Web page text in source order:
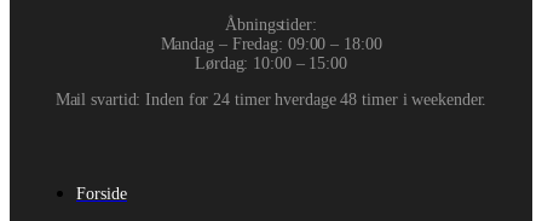
Åbningstider:
Mandag – Fredag: 09:00 – 18:00
Lørdag: 10:00 – 15:00
Mail svartid: Inden for 24 timer hverdage 48 timer i weekender.
Forside